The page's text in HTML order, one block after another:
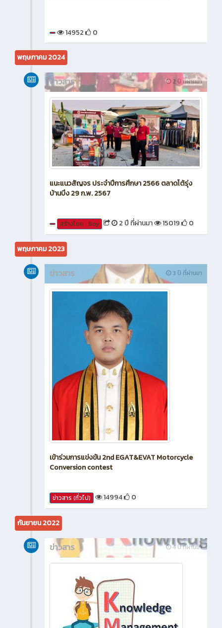
14952 0
พฤษภาคม 2024
2 ปี ที่ผ่านมา
ข่าวสาร
แนะแนวสัญจร ประจำปีการศึกษา 2566 ตลาดโต้รุ่ง
บ้านบึง 29 ก.พ. 2567
สร้างโดย : Boy 2 ปี ที่ผ่านมา 15019 0
พฤษภาคม 2023
3 ปี ที่ผ่านมา
ข่าวสาร
เข้าร่วมการแข่งขัน 2nd EGAT&EVAT Motorcycle
Conversion contest
ข่าวสาร (ทั่วไป) 14994 0
กันยายน 2022
4 ปี ที่ผ่านมา
ข่าวสาร